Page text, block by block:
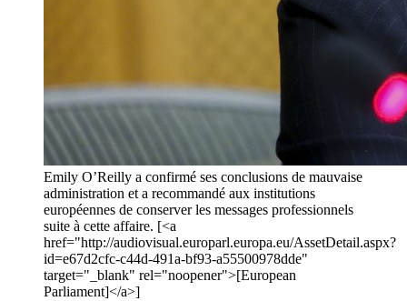
Emily O’Reilly a confirmé ses conclusions de mauvaise
administration et a recommandé aux institutions
européennes de conserver les messages professionnels
suite à cette affaire. [<a
href="http://audiovisual.europarl.europa.eu/AssetDetail.aspx?
id=e67d2cfc-c44d-491a-bf93-a55500978dde"
target="_blank" rel="noopener">[European
Parliament]</a>]